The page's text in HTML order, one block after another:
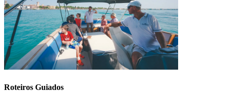
Roteiros Guiados